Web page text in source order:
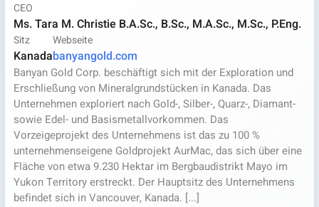
CEO
Ms. Tara M. Christie B.A.Sc., B.Sc., M.A.Sc., M.Sc., P.Eng.
Sitz
Kanada
Webseite
banyangold.com
Banyan Gold Corp. beschäftigt sich mit der Exploration und
Erschließung von Mineralgrundstücken in Kanada. Das
Unternehmen exploriert nach Gold-, Silber-, Quarz-, Diamant-
sowie Edel- und Basismetallvorkommen. Das
Vorzeigeprojekt des Unternehmens ist das zu 100 %
unternehmenseigene Goldprojekt AurMac, das sich über eine
Fläche von etwa 9.230 Hektar im Bergbaudistrikt Mayo im
Yukon Territory erstreckt. Der Hauptsitz des Unternehmens
befindet sich in Vancouver, Kanada. [...]